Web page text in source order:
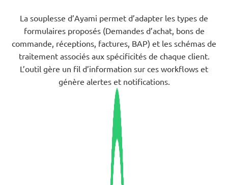
La souplesse d’Ayami permet d’adapter les types de
formulaires proposés (Demandes d’achat, bons de
commande, réceptions, factures, BAP) et les schémas de
traitement associés aux spécificités de chaque client.
L’outil gère un fil d’information sur ces workflows et
génère alertes et notifications.